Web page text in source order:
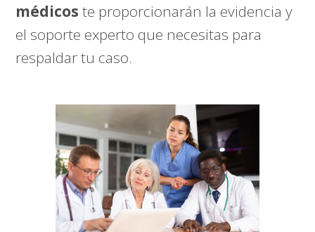
médicos te proporcionarán la evidencia y
el soporte experto que necesitas para
respaldar tu caso.